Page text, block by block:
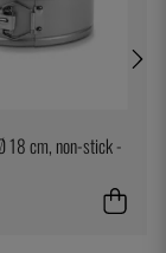
18 cm, non-stick -